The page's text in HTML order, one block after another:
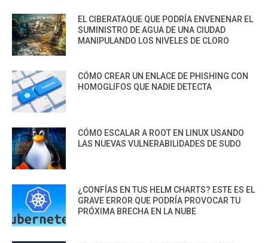
EL CIBERATAQUE QUE PODRÍA ENVENENAR EL
SUMINISTRO DE AGUA DE UNA CIUDAD
MANIPULANDO LOS NIVELES DE CLORO
CÓMO CREAR UN ENLACE DE PHISHING CON
HOMOGLIFOS QUE NADIE DETECTA
CÓMO ESCALAR A ROOT EN LINUX USANDO
LAS NUEVAS VULNERABILIDADES DE SUDO
¿CONFÍAS EN TUS HELM CHARTS? ESTE ES EL
GRAVE ERROR QUE PODRÍA PROVOCAR TU
PRÓXIMA BRECHA EN LA NUBE